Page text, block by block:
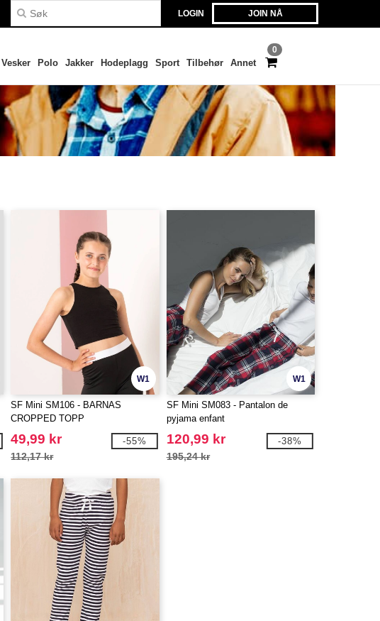
LOGIN JOIN NÅ
0
Vesker Polo Jakker Hodeplagg Sport Tilbehør Annet
W1
SF Mini SM106 - BARNAS
CROPPED TOPP
49,99 kr
112,17 kr
-55%
W1
SF Mini SM083 - Pantalon de
pyjama enfant
120,99 kr
195,24 kr
-38%